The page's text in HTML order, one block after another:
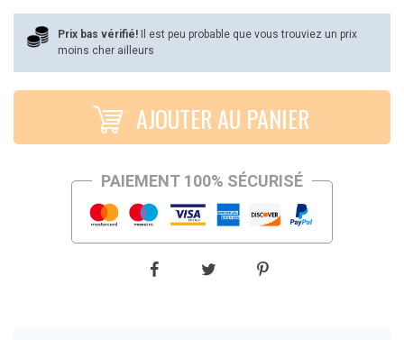
€119,99
Prix bas vérifié!
Il est peu probable que vous trouviez un prix
moins cher ailleurs
AJOUTER AU PANIER
PAIEMENT 100% SÉCURISÉ